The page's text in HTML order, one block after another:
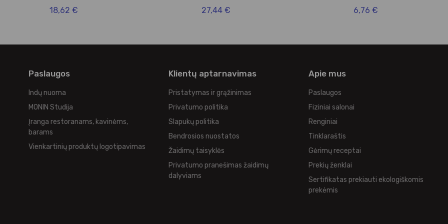
18,62 € 27,44 € 6,76 €
Paslaugos
Indų nuoma
MONIN Studija
Įranga restoranams, kavinėms,
barams
Vienkartinių produktų logotipavimas
Klientų aptarnavimas
Pristatymas ir grąžinimas
Privatumo politika
Slapukų politika
Bendrosios nuostatos
Žaidimų taisyklės
Privatumo pranešimas žaidimų
dalyviams
Apie mus
Paslaugos
Fiziniai salonai
Renginiai
Tinklaraštis
Gėrimų receptai
Prekių ženklai
Sertifikatas prekiauti ekologiškomis
prekėmis